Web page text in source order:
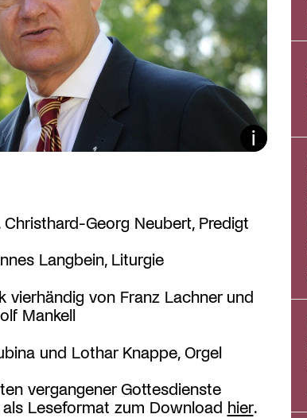
Christhard-Georg Neubert, Predigt
Langbein, Liturgie
vierhändig von Franz Lachner und
Mankell
und Lothar Knappe, Orgel
vergangener Gottesdienste
Leseformat zum Download hier.